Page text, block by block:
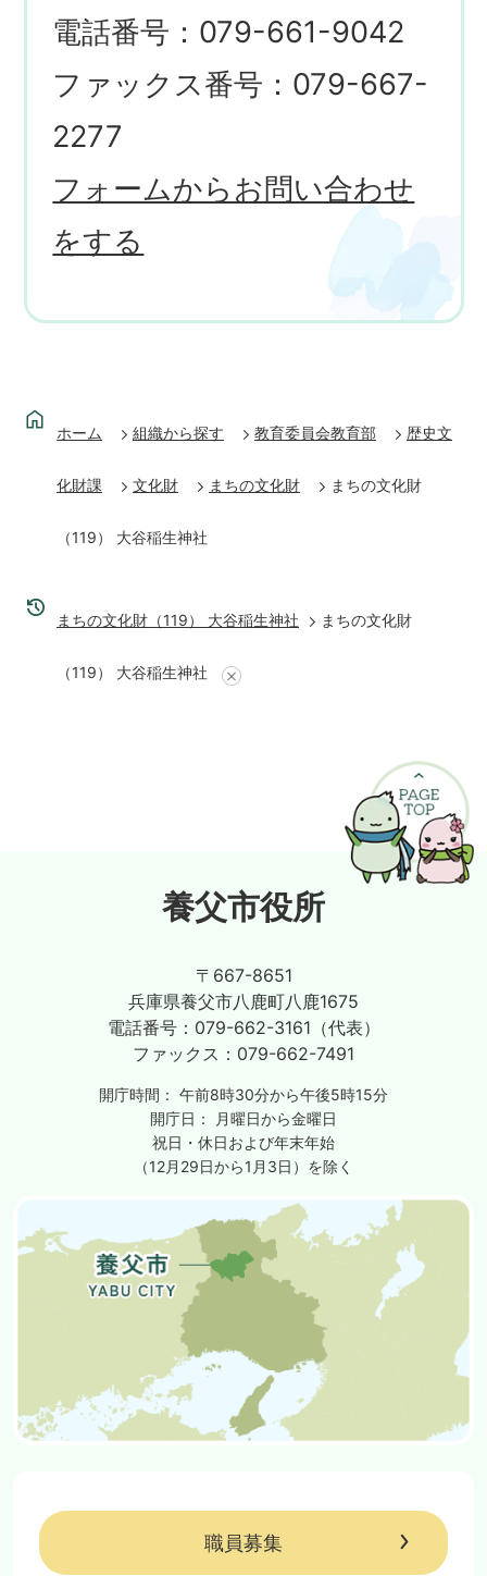
電話番号：079-661-9042
ファックス番号：079-667-
2277
フォームからお問い合わせ
をする
ホーム 組織から探す 教育委員会教育部 歴史文
化財課 文化財 まちの文化財 まちの文化財
（119） 大谷稲生神社
まちの文化財（119） 大谷稲生神社 まちの文化財
（119） 大谷稲生神社
養父市役所
〒667-8651
兵庫県養父市八鹿町八鹿1675
電話番号： 079-662-3161（代表）
ファックス： 079-662-7491
開庁時間： 午前8時30分から午後5時15分
開庁日：
月曜日から金曜日
祝日・休日および年末年始
（12月29日から1月3日）を除く
職員募集